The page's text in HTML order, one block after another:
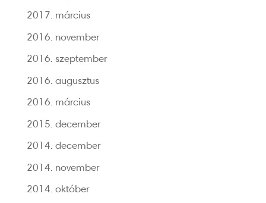
2017. március
2016. november
2016. szeptember
2016. augusztus
2016. március
2015. december
2014. december
2014. november
2014. október